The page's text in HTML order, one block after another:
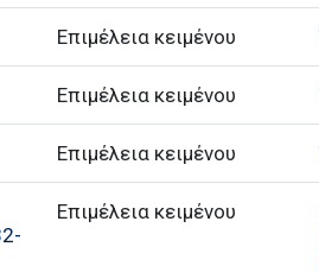
Επιμέλεια κειμένου
Επιμέλεια κειμένου
Επιμέλεια κειμένου
Επιμέλεια κειμένου